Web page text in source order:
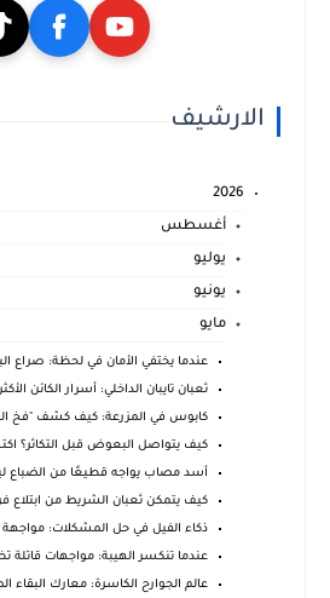
الارشيف
2026
أغسطس
يوليو
يونيو
مايو
عندما يختفي الأمان في لحظة: صراع
ثعبان تايبان الداخلي: أسرار الكائن
كابوس في المزرعة: كيف كشف "فخ
كيف يتواصل البعوض قبل التكاثر؟
أسد مصاب يواجه قطيعًا من الضباع
كيف يتمكن ثعبان الشريط من ابتلاع
ذكاء الفيل في حل المشكلات:
عندما تنكسر الهيبة: مواجهات قاتلة
عالم الجوارح الكاسرة: معارك البقاء